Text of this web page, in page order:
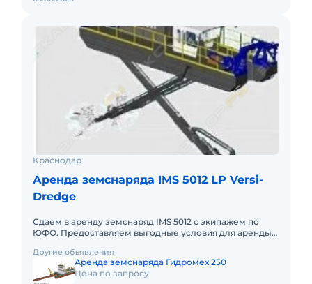
Краснодар
Аренда земснаряда IMS 5012 LP Versi-
Dredge
Сдаем в аренду земснаряд IMS 5012 с экипажем по
ЮФО. Предоставляем выгодные условия для аренды
Кроме аренды спец
Другие объявления
Аренда земснаряда Гидромех 250
Цена по запросу